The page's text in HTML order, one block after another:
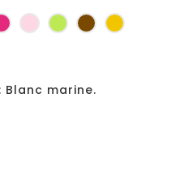
Fuchsia
RoseAnis MarronJaune
marine.